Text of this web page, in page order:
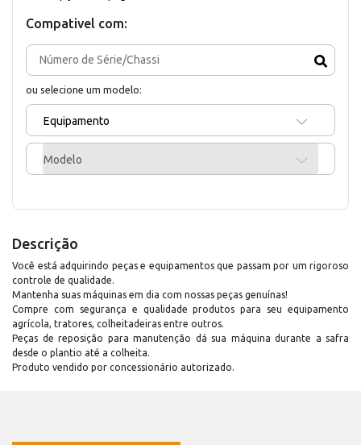
Compativel com:
ou selecione um modelo:
Equipamento
Modelo
Descrição
Você está adquirindo peças e equipamentos que passam por um rigoroso
controle de qualidade.
Mantenha suas máquinas em dia com nossas peças genuínas!
Compre com segurança e qualidade produtos para seu equipamento
agrícola, tratores, colheitadeiras entre outros.
Peças de reposição para manutenção dá sua máquina durante a safra
desde o plantio até a colheita.
Produto vendido por concessionário autorizado.